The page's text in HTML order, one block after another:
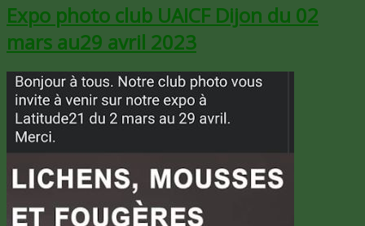
Expo photo club UAICF Dijon du 02
mars au29 avril 2023